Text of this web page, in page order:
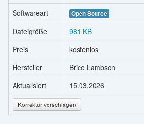
Softwareart
Open Source
Dateigröße
981 KB
Preis
kostenlos
Hersteller
Brice Lambson
Aktualisiert
15.03.2026
Korrektur vorschlagen